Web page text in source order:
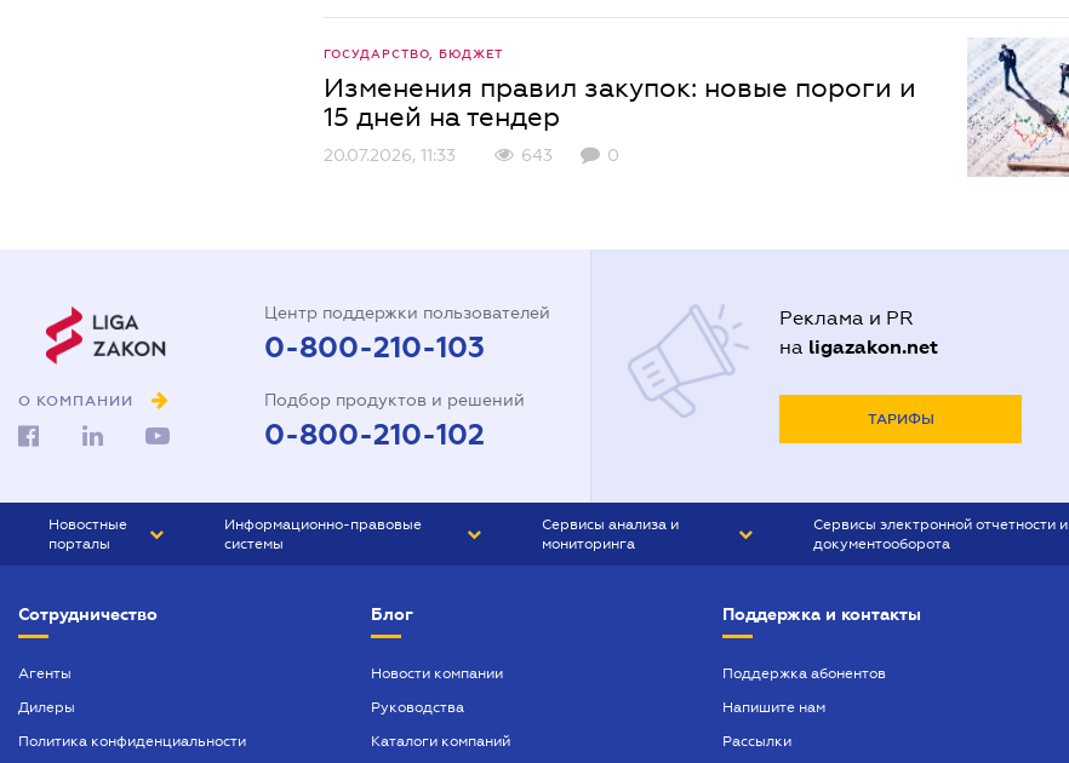
ГОСУДАРСТВО, БЮДЖЕТ
Изменения правил закупок: новые пороги и
15 дней на тендер
20.07.2026, 11:33 643 0
О КОМПАНИИ
Центр поддержки пользователей
0-800-210-103
Подбор продуктов и решений
0-800-210-102
Реклама и PR
на ligazakon.net
ТАРИФЫ
Новостные
порталы
БИЗНЕС
Информационно-правовые
системы
БУХГАЛТЕР ПРОФ
ЮРИСТ ПРОФ
Сервисы анализа и
мониторинга
Сервисы электронной отчетности и
документооборота
Сотрудничество
Агенты
Дилеры
Политика конфиденциальности
Блог
Новости компании
Руководства
Каталоги компаний
Поддержка и контакты
Поддержка абонентов
Напишите нам
Рассылки